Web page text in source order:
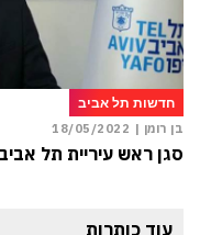
חדשות תל אביב
בן רומן | 18/05/2022
סגן ראש עיריית תל
עוד כותרות